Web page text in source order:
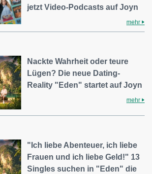
jetzt Video-Podcasts auf Joyn
mehr
Nackte Wahrheit oder teure
Lügen? Die neue Dating-
Reality "Eden" startet auf Joyn
mehr
"Ich liebe Abenteuer, ich liebe
Frauen und ich liebe Geld!" 13
Singles suchen in "Eden" die